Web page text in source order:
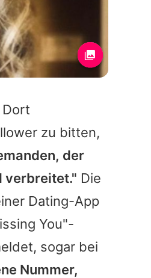
zu bitten,
der
verbreitet." Die
Dating-App
You"-
sogar bei
Nummer,